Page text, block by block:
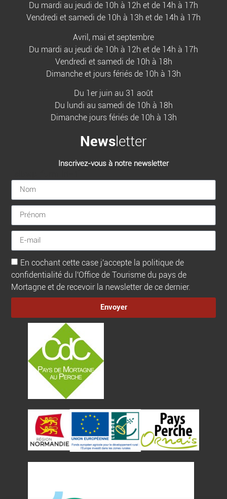
Du mardi au jeudi de 10h à 12h et de 14h à 17h
Vendredi et samedi de 10h à 13h et de 14h à 17h
Avril, mai et septembre
Du mardi au jeudi de 10h à 12h et de 14h à 17h
Vendredi et samedi de 10h à 18h
Dimanche et jours fériés de 10h à 13h
Du 1er juin au 31 août
Du lundi au samedi de 10h à 18h
Dimanche jours fériés de 10h à 13h
News letter
Inscrivez-vous à notre newsletter
En cochant cette case j'accepte la politique de
confidentialité du l'Office de Tourisme du pays de
Mortagne et de recevoir la newsletter de ce dernier.
Envoyer